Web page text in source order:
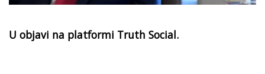
U objavi na platformi Truth Social.